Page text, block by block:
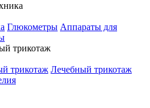
Глюкометры Аппараты для
трикотаж
трикотаж Лечебный трикотаж